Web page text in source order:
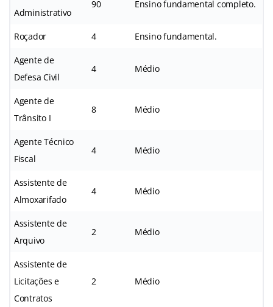
Administrativo
90 Ensino fundamental completo.
Roçador 4 Ensino fundamental.
Agente de
Defesa Civil
4 Médio
Agente de
Trânsito I
8 Médio
Agente Técnico
Fiscal
4 Médio
Assistente de
Almoxarifado
4 Médio
Assistente de
Arquivo
2 Médio
Assistente de
Licitações e
Contratos
2 Médio